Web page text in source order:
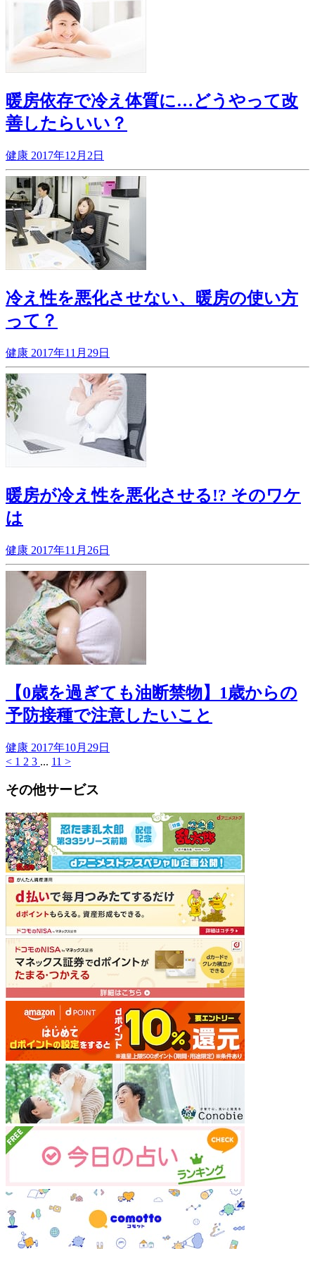
暖房依存で冷え体質に…どうやって改
善したらいい？
健康 2017年12月2日
冷え性を悪化させない、暖房の使い方
って？
健康 2017年11月29日
暖房が冷え性を悪化させる!? そのワケ
は
健康 2017年11月26日
【0歳を過ぎても油断禁物】1歳からの
予防接種で注意したいこと
健康 2017年10月29日
< 1 2 3 ... 11 >
その他サービス